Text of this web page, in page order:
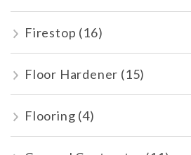
Firestop (16)
Floor Hardener (15)
Flooring (4)